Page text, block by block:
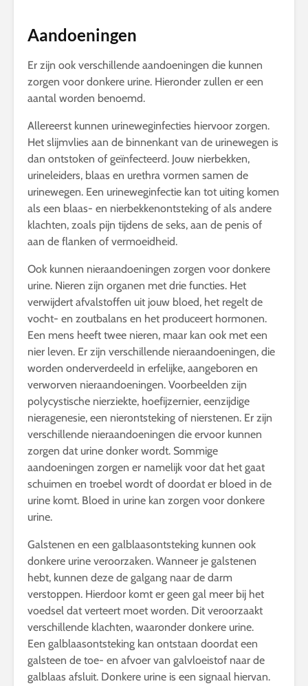
Aandoeningen
Er zijn ook verschillende aandoeningen die kunnen
zorgen voor donkere urine. Hieronder zullen er een
aantal worden benoemd.
Allereerst kunnen urineweginfecties hiervoor zorgen.
Het slijmvlies aan de binnenkant van de urinewegen is
dan ontstoken of geïnfecteerd. Jouw nierbekken,
urineleiders, blaas en urethra vormen samen de
urinewegen. Een urineweginfectie kan tot uiting komen
als een blaas- en nierbekkenontsteking of als andere
klachten, zoals pijn tijdens de seks, aan de penis of
aan de flanken of vermoeidheid.
Ook kunnen nieraandoeningen zorgen voor donkere
urine. Nieren zijn organen met drie functies. Het
verwijdert afvalstoffen uit jouw bloed, het regelt de
vocht- en zoutbalans en het produceert hormonen.
Een mens heeft twee nieren, maar kan ook met een
nier leven. Er zijn verschillende nieraandoeningen, die
worden onderverdeeld in erfelijke, aangeboren en
verworven nieraandoeningen. Voorbeelden zijn
polycystische nierziekte, hoefijzernier, eenzijdige
nieragenesie, een nierontsteking of nierstenen. Er zijn
verschillende nieraandoeningen die ervoor kunnen
zorgen dat urine donker wordt. Sommige
aandoeningen zorgen er namelijk voor dat het gaat
schuimen en troebel wordt of doordat er bloed in de
urine komt. Bloed in urine kan zorgen voor donkere
urine.
Galstenen en een galblaasontsteking kunnen ook
donkere urine veroorzaken. Wanneer je galstenen
hebt, kunnen deze de galgang naar de darm
verstoppen. Hierdoor komt er geen gal meer bij het
voedsel dat verteert moet worden. Dit veroorzaakt
verschillende klachten, waaronder donkere urine.
Een galblaasontsteking kan ontstaan doordat een
galsteen de toe- en afvoer van galvloeistof naar de
galblaas afsluit. Donkere urine is een signaal hiervan.